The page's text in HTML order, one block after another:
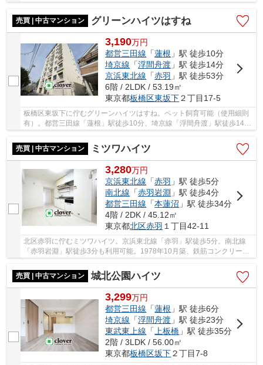
ています。ビッグターミナル「池袋」駅まで準急...
売買 | 中古マンション
グリーンハイツはすね
3,190万円
都営三田線 「蓮根 」駅 徒歩10分
埼京線 「浮間舟渡 」駅 徒歩14分
京浜東北線 「赤羽 」駅 徒歩53分
6階 / 2LDK / 53.19㎡
東京都板橋区東坂下２丁目17-5
板橋区東坂下に佇むグリーンハイツはすね。ペット飼育可能（使用細則
有）。都営三田線「蓮根」駅徒歩10分、埼京線「浮間舟渡」駅徒歩14
分。大型スーパーやコンビニ、MEGAドンキホーテ...
売買 | 中古マンション
ミツワハイツ
3,280万円
京浜東北線 「赤羽 」駅 徒歩5分
南北線 「赤羽岩淵 」駅 徒歩4分
都営三田線 「本蓮沼 」駅 徒歩34分
4階 / 2DK / 45.12㎡
東京都北区赤羽 １丁目42-11
北区赤羽に佇むミツワハイツ。京浜東北線「赤羽」駅徒歩5分。南北線
「赤羽岩淵」駅徒歩3分も利用可能。1978年10月築、鉄筋コンクリート
造7階建て、総戸数20戸、施工は長澤工務店、オー...
売買 | 中古マンション
城北公園ハイツ
3,299万円
都営三田線 「蓮根 」駅 徒歩6分
埼京線 「浮間舟渡 」駅 徒歩23分
東武東上線 「上板橋 」駅 徒歩35分
2階 / 3LDK / 56.00㎡
東京都板橋区坂下２丁目7-8